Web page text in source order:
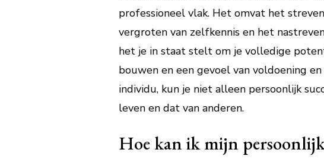
professioneel vlak. Het omvat het
vergroten van zelfkennis en het
het je in staat stelt om je volledige
bouwen en een gevoel van voldoening
individu, kun je niet alleen persoonlijk
leven en dat van anderen.
Hoe kan ik mijn